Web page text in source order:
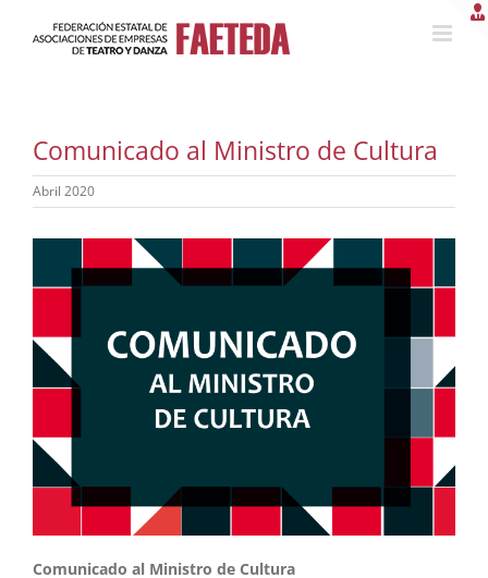
Comunicado al Ministro de Cultura
Abril 2020
Comunicado al Ministro de Cultura